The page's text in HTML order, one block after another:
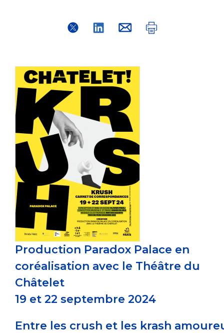
Production Paradox Palace en
coréalisation avec le Théâtre du
Châtelet
19 et 22 septembre 2024
Entre les crush et les krash